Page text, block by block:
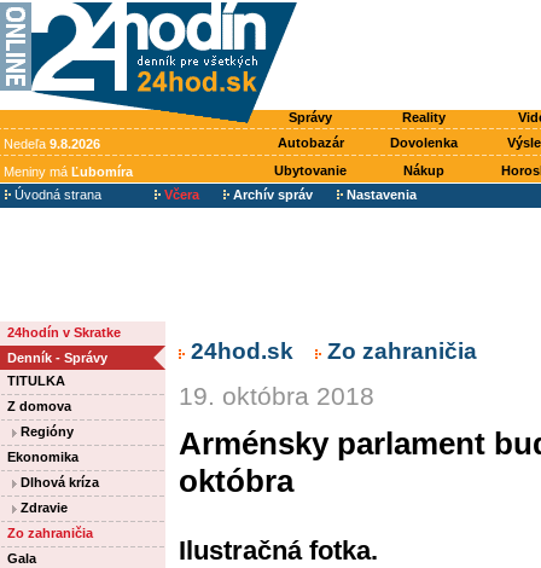
Správy Reality
Nedeľa 9.8.2026 Autobazár Dovolenka
Meniny má Ľubomíra Ubytovanie Nákup
Úvodná strana
Včera Archív správ Nastavenia
24hodín v Skratke
Denník - Správy
TITULKA
Z domova
Regióny
Ekonomika
Dlhová kríza
Zdravie
Zo zahraničia
Gala
24hod.sk Zo zahraničia
19. októbra 2018
Arménsky parlament
októbra
Ilustračná fotka.